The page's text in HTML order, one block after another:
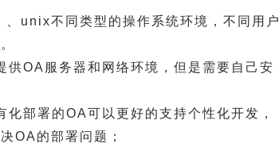
unix不同类型的操作系统环境，不同用户
OA服务器和网络环境，但是需要自己安
部署的OA可以更好的支持个性化开发，
OA的部署问题；